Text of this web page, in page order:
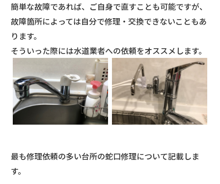
簡単な故障であれば、ご自身で直すことも可能ですが、
故障箇所によっては自分で修理・交換できないこともあ
ります。
そういった際には水道業者への依頼をオススメします。
最も修理依頼の多い台所の蛇口修理について記載しま
す。